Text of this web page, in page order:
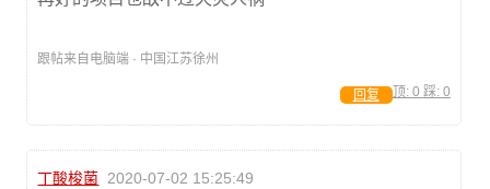
跟帖来自电脑端 · 中国江苏徐州
顶: 0 踩: 0
回复
丁酸梭菌 2020-07-02 15:25:49